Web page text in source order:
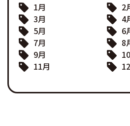
1月
2
3月
4
5月
6
7月
8
9月
11月